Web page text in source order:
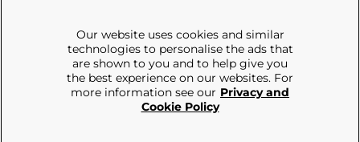
Kun je niet vinden wat je zoekt?
Our website uses cookies and similar
technologies to personalise the ads that
are shown to you and to help give you
the best experience on our websites. For
more information see our Privacy and
Cookie Policy